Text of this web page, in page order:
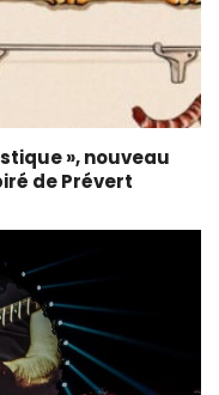
», nouveau
de Prévert